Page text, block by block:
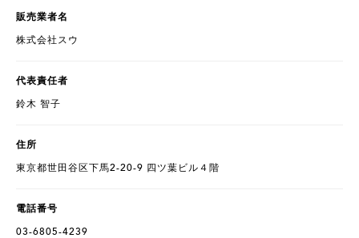
販売業者名
株式会社スウ
代表責任者
鈴木 智子
住所
東京都世田谷区下馬2-20-9 四ツ葉ビル４階
電話番号
03-6805-4239